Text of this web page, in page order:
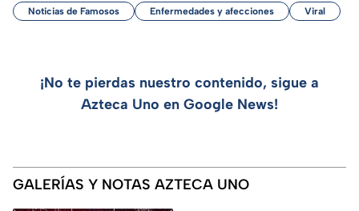
Noticias de Famosos Enfermedades y afecciones Viral
¡No te pierdas nuestro contenido, sigue a
Azteca Uno en Google News!
GALERÍAS Y NOTAS AZTECA UNO